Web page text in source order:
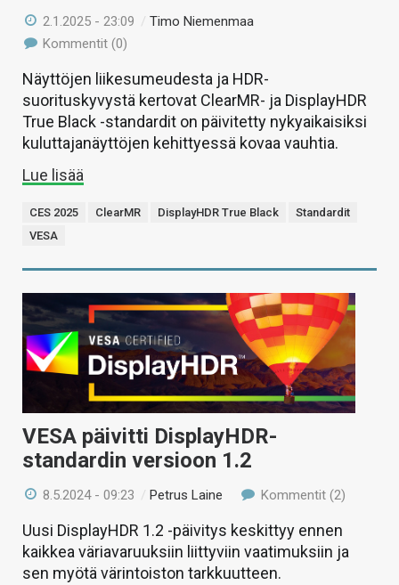
HAKU
2.1.2025 - 23:09 /Timo Niemenmaa
Kommentit (0)
Näyttöjen liikesumeudesta ja HDR-
suorituskyvystä kertovat ClearMR- ja DisplayHDR
True Black -standardit on päivitetty nykyaikaisiksi
kuluttajanäyttöjen kehittyessä kovaa vauhtia.
Lue lisää
CES 2025 ClearMR DisplayHDR True Black
Standardit
VESA
VESA päivitti DisplayHDR-
standardin versioon 1.2
8.5.2024 - 09:23 /Petrus Laine Kommentit (2)
Uusi DisplayHDR 1.2 -päivitys keskittyy ennen
kaikkea väriavaruuksiin liittyviin vaatimuksiin ja
sen myötä värintoiston tarkkuutteen.